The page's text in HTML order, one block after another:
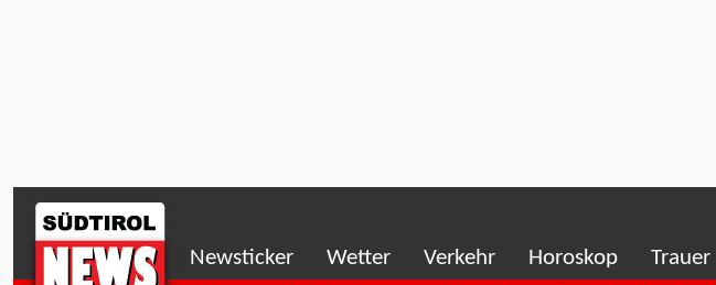
Newsticker Wetter Verkehr Horoskop Trauer